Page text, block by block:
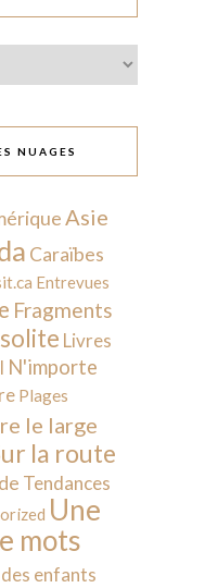
NUAGES
Asie
Caraïbes
Entrevues
Fragments
Livres
N'importe
Plages
le large
la route
Tendances
Une
mots
enfants